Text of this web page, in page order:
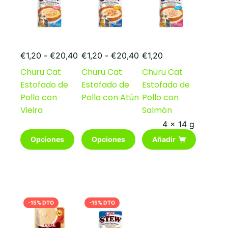
elegir
producto
elegir
producto
elegir
producto
€1,20 - €20,40 Rango
precios:
desde
€1,20
Churu Cat
Estofado de
Pollo con
Vieira
Opciones
Este
producto
se
pueden
elegir
€1,20 - €20,40Rango
precios:
desde
€1,20
hasta
€20,40
Churu Cat
Estofado de
Pollo con Atún
Opciones
Este
producto
se
pueden
elegir
€1,20
Churu Cat
Estofado de
Pollo con
Salmón
4 x 14 g
Añadir
-15% DTO -15% DTO